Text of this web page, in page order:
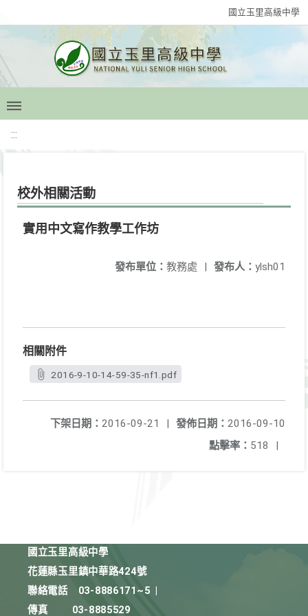
國立玉里高級中學
:::
校外相關活動
實用中文寫作教學工作坊
發布人： ylsh01
發布單位： 教務處 |
相關附件
2016-9-10-14-59-35-nf1.pdf
發佈日期： 2016-09-10
下架日期： 2016-09-21
|
點擊率： 518 |
國立玉里高級中學
花蓮縣玉里鎮中華路424號
聯絡電話
03-8886171~5
傳真
03-8885529